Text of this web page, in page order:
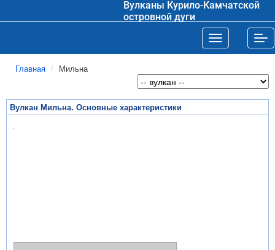
Вулканы Курило-Камчатской
островной дуги
Toggle
Главная Мильна
Вулкан Мильна. Основные характеристики